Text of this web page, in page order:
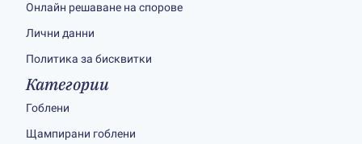
Онлайн решаване на спорове
Лични данни
Политика за бисквитки
Категории
Гоблени
Щампирани гоблени